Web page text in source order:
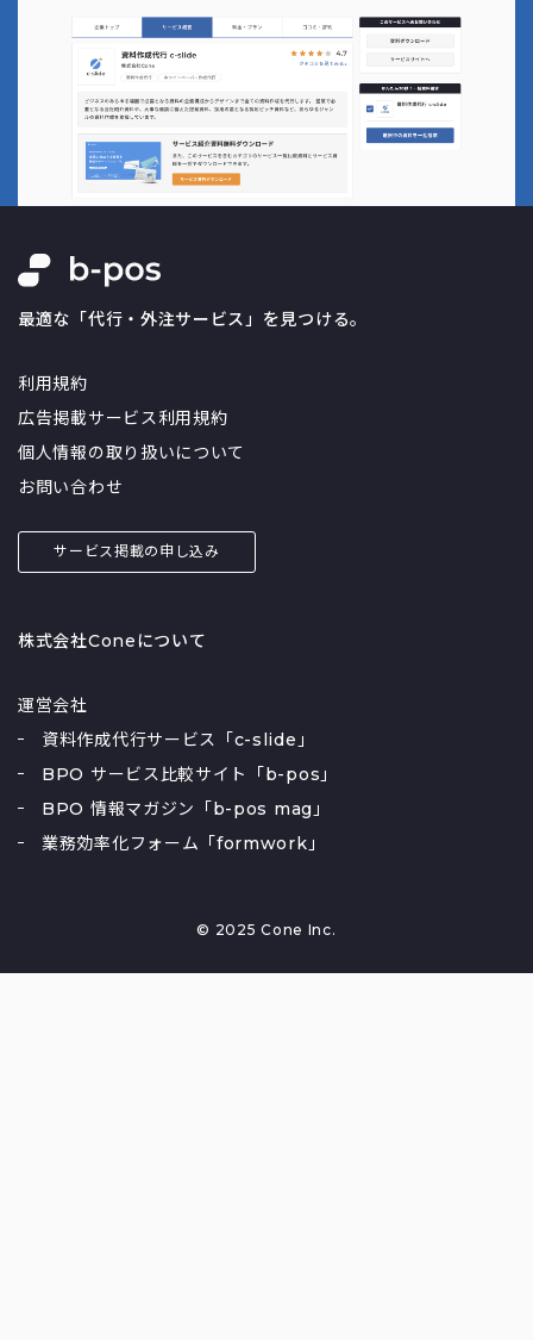
最適な「代行・外注サービス」を見つける。
利用規約
広告掲載サービス利用規約
個人情報の取り扱いについて
お問い合わせ
サービス掲載の申し込み
株式会社Coneについて
運営会社
資料作成代行サービス「c-slide」
BPO サービス比較サイト「b-pos」
BPO 情報マガジン「b-pos mag」
業務効率化フォーム「formwork」
© 2025 Cone Inc.